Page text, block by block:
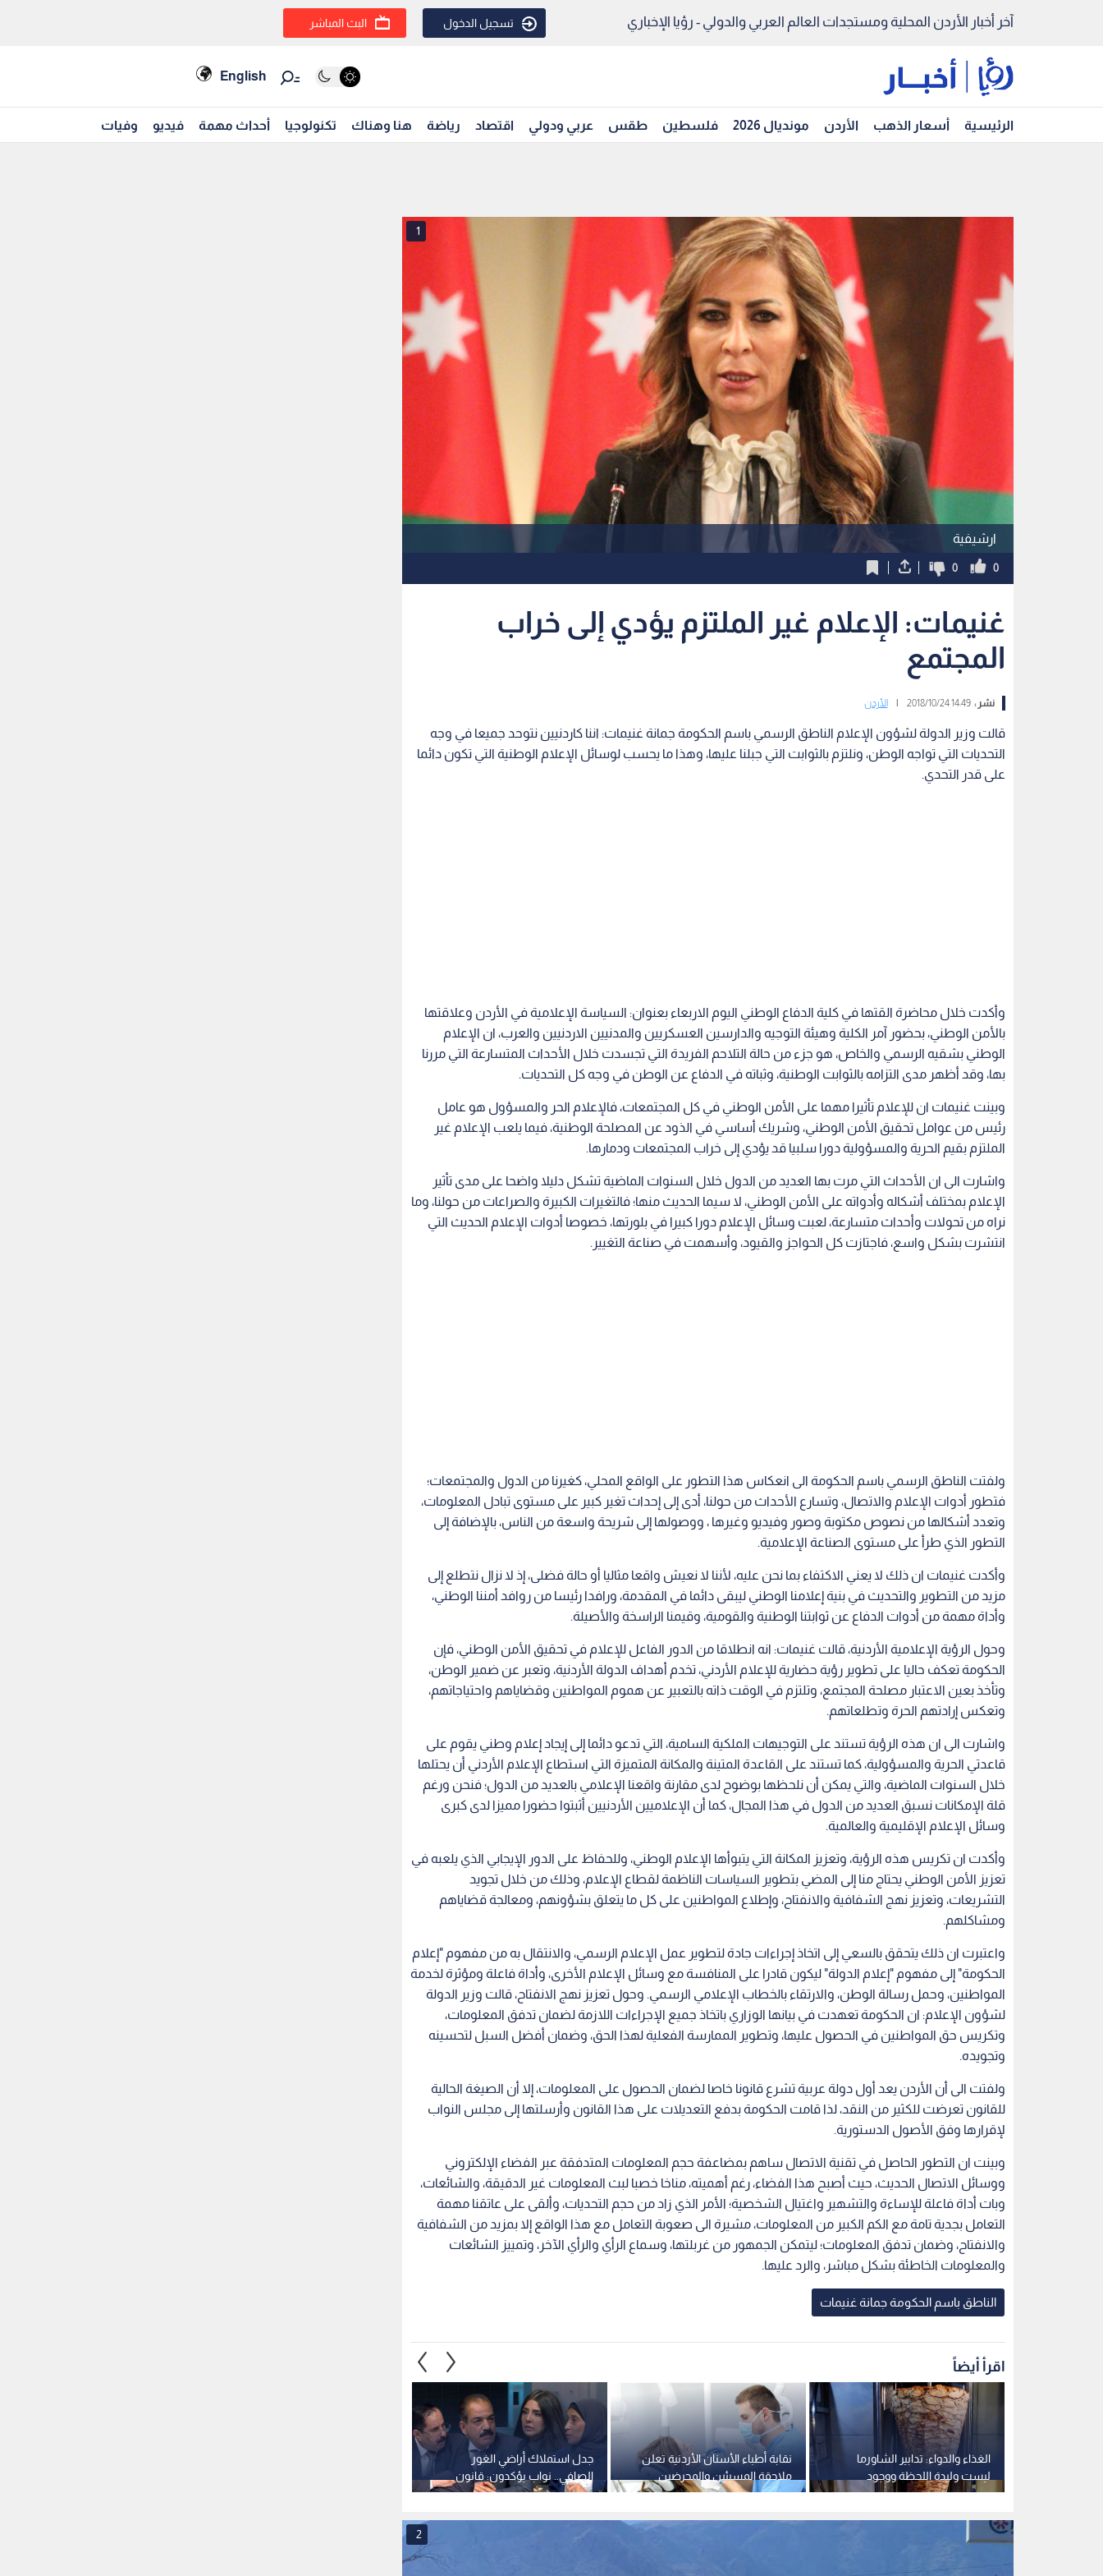
آخر أخبار الأردن المحلية ومستجدات العالم العربي والدولي - رؤيا الإخباري تسجيل الدخول البث المباشر
English
الرئيسية أسعار الذهب الأردن مونديال 2026 فلسطين طقس عربي ودولي اقتصاد رياضة هنا وهناك تكنولوجيا أحداث مهمة فيديو وفيات
ارشيفية
1
0
0
غنيمات: الإعلام غير الملتزم يؤدي إلى خراب
المجتمع
نشر :14:49 2018/10/24 الأردن
قالت وزير الدولة لشؤون الإعلام الناطق الرسمي باسم الحكومة جمانة غنيمات: اننا كاردنيين نتوحد جميعا في وجه
التحديات التي تواجه الوطن، ونلتزم بالثوابت التي جبلنا عليها، وهذا ما يحسب لوسائل الإعلام الوطنية التي تكون دائما
على قدر التحدي.
وأكدت خلال محاضرة القتها في كلية الدفاع الوطني اليوم الاربعاء بعنوان: السياسة الإعلامية في الأردن وعلاقتها
بالأمن الوطني، بحضور آمر الكلية وهيئة التوجيه والدارسين العسكريين والمدنيين الاردنيين والعرب، ان الإعلام
الوطني بشقيه الرسمي والخاص، هو جزء من حالة التلاحم الفريدة التي تجسدت خلال الأحداث المتسارعة التي مررنا
بها، وقد أظهر مدى التزامه بالثوابت الوطنية، وثباته في الدفاع عن الوطن في وجه كل التحديات.
وبينت غنيمات ان للإعلام تأثيرا مهما على الأمن الوطني في كل المجتمعات، فالإعلام الحر والمسؤول هو عامل
رئيس من عوامل تحقيق الأمن الوطني، وشريك أساسي في الذود عن المصلحة الوطنية، فيما يلعب الإعلام غير
الملتزم بقيم الحرية والمسؤولية دورا سلبيا قد يؤدي إلى خراب المجتمعات ودمارها.
واشارت الى ان الأحداث التي مرت بها العديد من الدول خلال السنوات الماضية تشكل دليلا واضحا على مدى تأثير
الإعلام بمختلف أشكاله وأدواته على الأمن الوطني، لا سيما الحديث منها؛ فالتغيرات الكبيرة والصراعات من حولنا، وما
نراه من تحولات وأحداث متسارعة، لعبت وسائل الإعلام دورا كبيرا في بلورتها، خصوصا أدوات الإعلام الحديث التي
انتشرت بشكل واسع، فاجتازت كل الحواجز والقيود، وأسهمت في صناعة التغيير.
ولفتت الناطق الرسمي باسم الحكومة الى انعكاس هذا التطور على الواقع المحلي، كغيرنا من الدول والمجتمعات؛
فتطور أدوات الإعلام والاتصال، وتسارع الأحداث من حولنا، أدى إلى إحداث تغير كبير على مستوى تبادل المعلومات،
وتعدد أشكالها من نصوص مكتوبة وصور وفيديو وغيرها ، ووصولها إلى شريحة واسعة من الناس، بالإضافة إلى
التطور الذي طرأ على مستوى الصناعة الإعلامية.
وأكدت غنيمات ان ذلك لا يعني الاكتفاء بما نحن عليه، لأننا لا نعيش واقعا مثاليا أو حالة فضلى، إذ لا نزال نتطلع إلى
مزيد من التطوير والتحديث في بنية إعلامنا الوطني ليبقى دائما في المقدمة، ورافدا رئيسا من روافد أمننا الوطني،
وأداة مهمة من أدوات الدفاع عن ثوابتنا الوطنية والقومية، وقيمنا الراسخة والأصيلة.
وحول الرؤية الإعلامية الأردنية، قالت غنيمات: انه انطلاقا من الدور الفاعل للإعلام في تحقيق الأمن الوطني، فإن
الحكومة تعكف حاليا على تطوير رؤية حضارية للإعلام الأردني، تخدم أهداف الدولة الأردنية، وتعبر عن ضمير الوطن،
وتأخذ بعين الاعتبار مصلحة المجتمع، وتلتزم في الوقت ذاته بالتعبير عن هموم المواطنين وقضاياهم واحتياجاتهم،
وتعكس إرادتهم الحرة وتطلعاتهم.
واشارت الى ان هذه الرؤية تستند على التوجيهات الملكية السامية، التي تدعو دائما إلى إيجاد إعلام وطني يقوم على
قاعدتي الحرية والمسؤولية، كما تستند على القاعدة المتينة والمكانة المتميزة التي استطاع الإعلام الأردني أن يحتلها
خلال السنوات الماضية، والتي يمكن أن نلحظها بوضوح لدى مقارنة واقعنا الإعلامي بالعديد من الدول؛ فنحن ورغم
قلة الإمكانات نسبق العديد من الدول في هذا المجال، كما أن الإعلاميين الأردنيين أثبتوا حضورا مميزا لدى كبرى
وسائل الإعلام الإقليمية والعالمية.
وأكدت ان تكريس هذه الرؤية، وتعزيز المكانة التي يتبوأها الإعلام الوطني، وللحفاظ على الدور الإيجابي الذي يلعبه في
تعزيز الأمن الوطني يحتاج منا إلى المضي بتطوير السياسات الناظمة لقطاع الإعلام، وذلك من خلال تجويد
التشريعات، وتعزيز نهج الشفافية والانفتاح، وإطلاع المواطنين على كل ما يتعلق بشؤونهم، ومعالجة قضاياهم
ومشاكلهم.
واعتبرت ان ذلك يتحقق بالسعي إلى اتخاذ إجراءات جادة لتطوير عمل الإعلام الرسمي، والانتقال به من مفهوم "إعلام
الحكومة" إلى مفهوم "إعلام الدولة" ليكون قادرا على المنافسة مع وسائل الإعلام الأخرى، وأداة فاعلة ومؤثرة لخدمة
المواطنين، وحمل رسالة الوطن، والارتقاء بالخطاب الإعلامي الرسمي. وحول تعزيز نهج الانفتاح، قالت وزير الدولة
لشؤون الإعلام: ان الحكومة تعهدت في بيانها الوزاري باتخاذ جميع الإجراءات اللازمة لضمان تدفق المعلومات،
وتكريس حق المواطنين في الحصول عليها، وتطوير الممارسة الفعلية لهذا الحق، وضمان أفضل السبل لتحسينه
وتجويده.
ولفتت الى أن الأردن يعد أول دولة عربية تشرع قانونا خاصا لضمان الحصول على المعلومات، إلا أن الصيغة الحالية
للقانون تعرضت للكثير من النقد، لذا قامت الحكومة بدفع التعديلات على هذا القانون وأرسلتها إلى مجلس النواب
لإقرارها وفق الأصول الدستورية.
وبينت ان التطور الحاصل في تقنية الاتصال ساهم بمضاعفة حجم المعلومات المتدفقة عبر الفضاء الإلكتروني
ووسائل الاتصال الحديث، حيث أصبح هذا الفضاء، رغم أهميته، مناخا خصبا لبث المعلومات غير الدقيقة، والشائعات،
وبات أداة فاعلة للإساءة والتشهير واغتيال الشخصية؛ الأمر الذي زاد من حجم التحديات، وألقى على عاتقنا مهمة
التعامل بجدية تامة مع الكم الكبير من المعلومات، مشيرة الى صعوبة التعامل مع هذا الواقع إلا بمزيد من الشفافية
والانفتاح، وضمان تدفق المعلومات؛ ليتمكن الجمهور من غربلتها، وسماع الرأي والرأي الآخر، وتمييز الشائعات
والمعلومات الخاطئة بشكل مباشر، والرد عليها.
الناطق باسم الحكومة جمانة غنيمات
اقرأ أيضاً
جدل استملاك أراضي الغور
الصافي.. نواب يؤكدون: قانون
الملكية العقارية لا يشمل
نقابة أطباء الأسنان الأردنية تعلن
ملاحقة المسيئين والمحرضين
قضائيا
الغذاء والدواء: تدابير الشاورما
ليست وليدة اللحظة ووجود
مشرف صحي بالمشاغل شرط
2